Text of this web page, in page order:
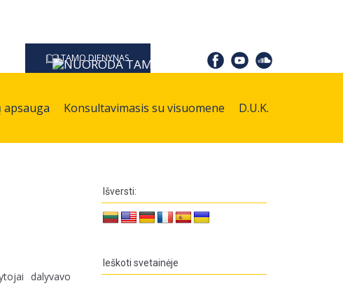
TAMO DIENYNAS
apsauga Konsultavimasis su visuomene D.U.K.
dalyvavo
Išversti:
Ieškoti svetainėje